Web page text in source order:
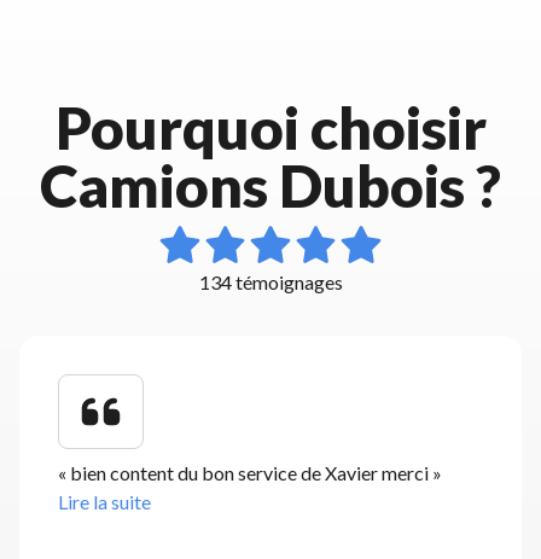
Pourquoi choisir
Camions Dubois ?
134 témoignages
« bien content du bon service de Xavier merci »
Lire la suite